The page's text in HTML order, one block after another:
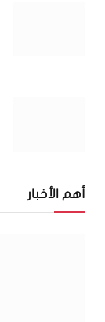
أهم الأخبار